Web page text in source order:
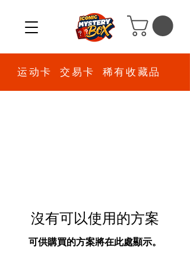
运动卡 交易卡 稀有收藏品
沒有可以使用的方案
可供購買的方案將在此處顯示。